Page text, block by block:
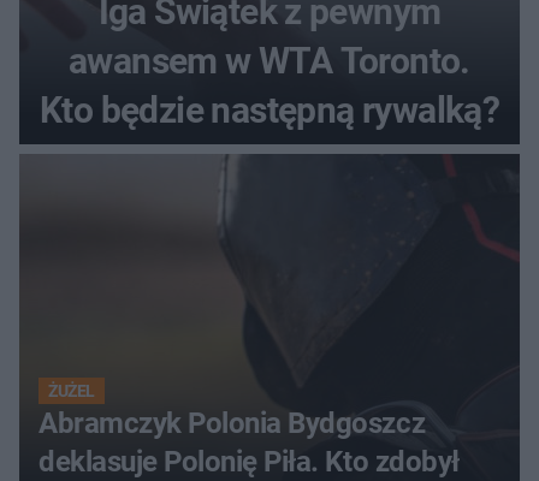
Iga Świątek z pewnym
awansem w WTA Toronto.
Kto będzie następną rywalką?
ŻUŻEL
Abramczyk Polonia Bydgoszcz
deklasuje Polonię Piła. Kto zdobył